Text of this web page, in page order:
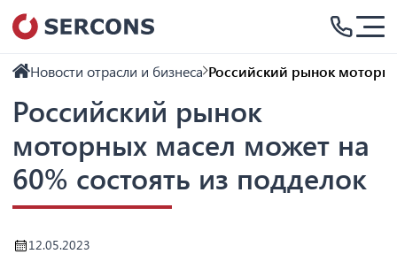
Новости отрасли и бизнеса Российский рынок
Российский рынок
моторных масел может на
60% состоять из подделок
12.05.2023